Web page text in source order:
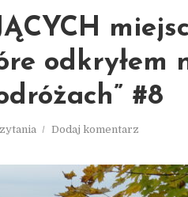
odkryłem
#8
Dodaj komentarz